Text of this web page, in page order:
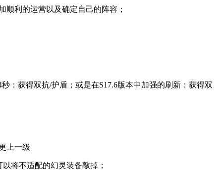
利的运营以及确定自己的阵容；
：获得双抗/护盾；或是在S17.6版本中加强的刷新：获得双
上一级
将不适配的幻灵装备敲掉；